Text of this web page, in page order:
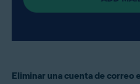
Eliminar una cuenta de correo